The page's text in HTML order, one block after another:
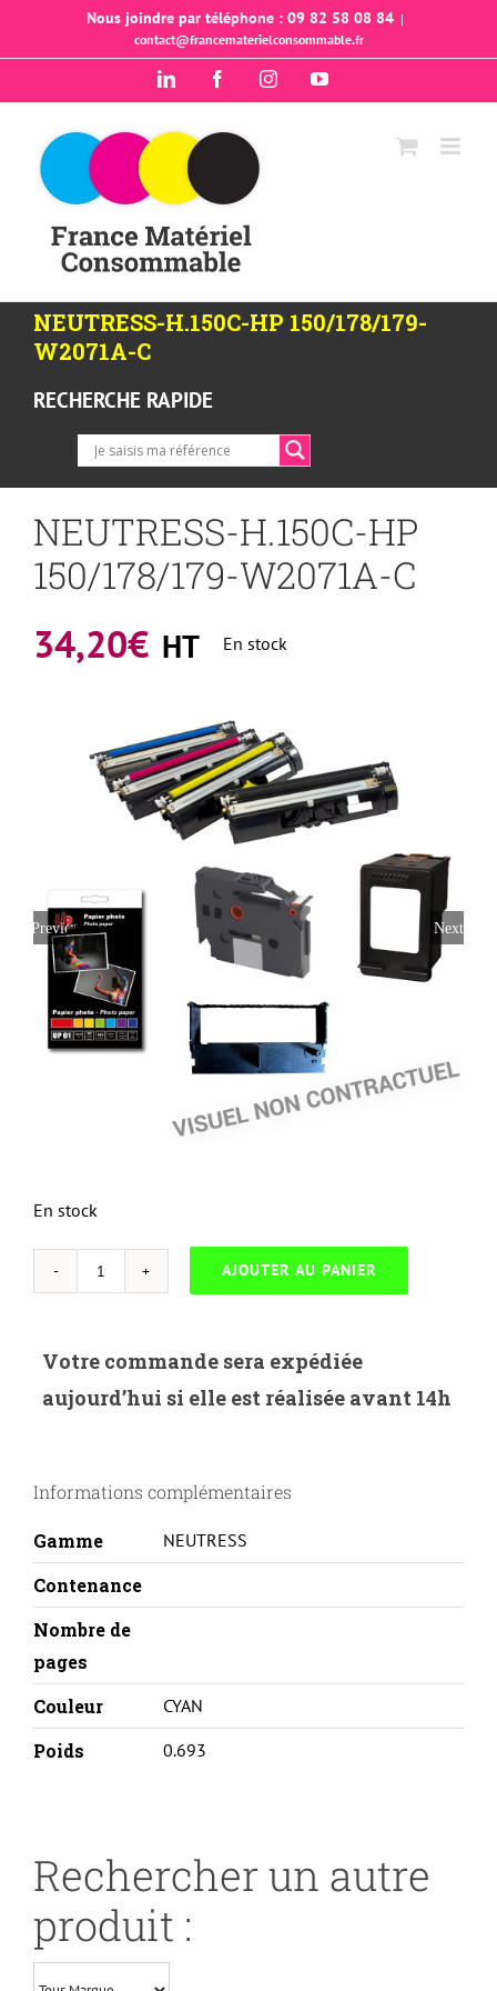
Nous joindre par téléphone : 09 82 58 08 84 |
contact@francematerielconsommable.fr
LinkedIn FacebookInstagramYouTube
NEUTRESS-H.150C-HP 150/178/179-
W2071A-C
RECHERCHE RAPIDE
NEUTRESS-H.150C-HP
150/178/179-W2071A-C
34,20€ HT En stock
Previous Next
En stock
quantité
H.150C-
HP
C
AJOUTER AU PANIER
Votre commande sera expédiée
aujourd’hui si elle est réalisée avant 14h
Informations complémentaires
Gamme NEUTRESS
Contenance
Nombre de
pages
Couleur
CYAN
Poids 0.693
Rechercher un autre
produit :